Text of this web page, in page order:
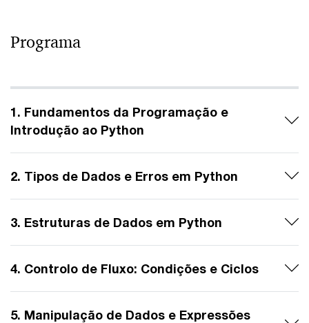
Programa
1. Fundamentos da Programação e
Introdução ao Python
2. Tipos de Dados e Erros em Python
3. Estruturas de Dados em Python
4. Controlo de Fluxo: Condições e Ciclos
5. Manipulação de Dados e Expressões